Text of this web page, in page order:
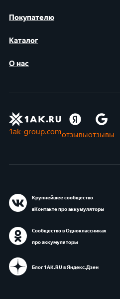
Покупателю
Каталог
О нас
1ak-group.comотзывыотзывы
Крупнейшее сообщество
вКонтакте про аккумуляторы
Сообщество в Одноклассниках
про аккумуляторы
Блог 1АК.RU в Яндекс.Дзен